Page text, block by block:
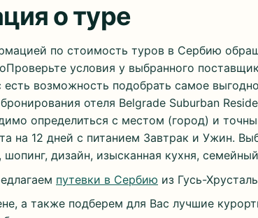
о туре
по стоимость туров в Сербию
условия у выбранного
есть возможность подобрать самое
отеля Belgrade Suburban
определиться с местом (город) и
на 12 дней с питанием Завтрак и Ужин.
дизайн, изысканная кухня,
путевки в Сербию из Гусь-
а также подберем для Вас лучшие